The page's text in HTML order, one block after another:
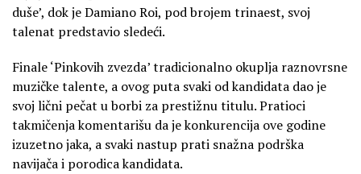
duše’, dok je Damiano Roi, pod brojem trinaest, svoj
talenat predstavio sledeći.
Finale ‘Pinkovih zvezda’ tradicionalno okuplja raznovrsne
muzičke talente, a ovog puta svaki od kandidata dao je
svoj lični pečat u borbi za prestižnu titulu. Pratioci
takmičenja komentarišu da je konkurencija ove godine
izuzetno jaka, a svaki nastup prati snažna podrška
navijača i porodica kandidata.